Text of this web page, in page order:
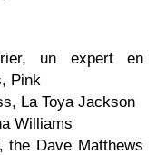
un expert en
Pink
La Toya Jackson
Williams
the Dave Matthews